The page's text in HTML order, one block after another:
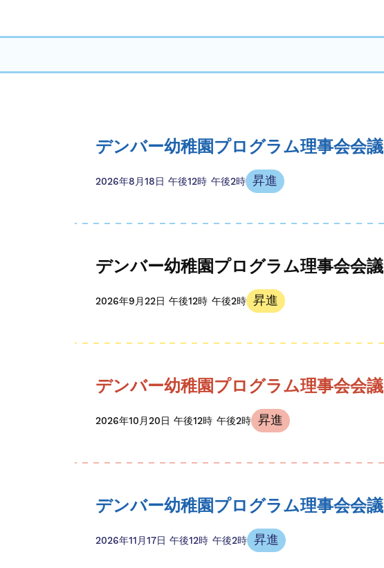
デンバー幼稚園プログラム理事会会議
2026年8月18日 午後12時 午後2時 昇進
デンバー幼稚園プログラム理事会会議
2026年9月22日 午後12時 午後2時 昇進
デンバー幼稚園プログラム理事会会議
2026年10月20日 午後12時 午後2時 昇進
デンバー幼稚園プログラム理事会会議
2026年11月17日 午後12時 午後2時 昇進